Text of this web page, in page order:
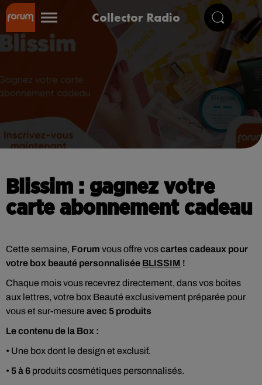
Collector Radio
Blissim : gagnez votre
carte abonnement cadeau
Cette semaine, Forum vous offre voscartes cadeaux pour
votre box beauté personnalisée BLISSIM !
Chaque mois vous recevrez directement, dans vos boites
aux lettres, votre box Beauté exclusivement préparée pour
vous et sur-mesure avec 5 produits
Le contenu de la Box :
• Une box dont le design et exclusif.
• 5 à 6 produits cosmétiques personnalisés.